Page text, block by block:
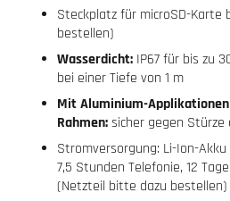
Steckplatz für microSD-Karte
bestellen)
Wasserdicht: IP67 für bis zu
bei einer Tiefe von 1 m
Mit Aluminium-
Rahmen:sicher gegen Stürze
Stromversorgung: Li-Ion-
7,5 Stunden Telefonie, 12
(Netzteil bitte dazu bestellen)